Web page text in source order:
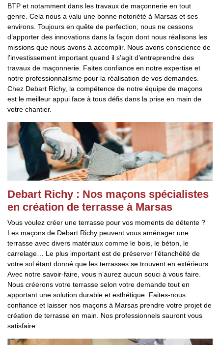
BTP et notamment dans les travaux de maçonnerie en tout
genre. Cela nous a valu une bonne notoriété à Marsas et ses
environs. Toujours en quête de perfection, nous ne cessons
d’apporter des innovations dans la façon dont nous réalisons les
missions que nous avons à accomplir. Nous avons conscience de
l’investissement important quand il s’agit d’entreprendre des
travaux de maçonnerie. Faites confiance en notre expertise et
notre professionnalisme pour la réalisation de vos demandes.
Chez Debart Richy, la compétence de notre équipe de maçons
est le meilleur appui face à tous défis dans la prise en main de
votre chantier.
Debart Richy : Nos maçons spécialistes
en création de terrasse à Marsas
Vous voulez créer une terrasse pour vos moments de détente ?
Les maçons de Debart Richy peuvent vous aménager une
terrasse avec divers matériaux comme le bois, le béton, le
carrelage… Le plus important est de préserver l’étanchéité de
votre sol étant donné que les terrasses se trouvent en extérieurs.
Avec notre savoir-faire, vous n’aurez aucun souci à vous faire.
Nous créerons votre terrasse selon votre demande tout en
apportant une solution durable et esthétique. Faites-nous
confiance et laisser nos maçons à Marsas prendre votre projet de
création de terrasse en main. Nos professionnels sauront vous
satisfaire.